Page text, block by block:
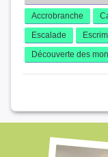
Accrobranche
Escalade
Découverte des